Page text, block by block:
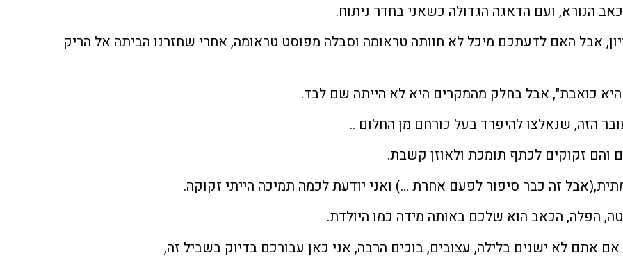
הנורא, ועם הדאגה הגדולה כשאני בחדר ניתוח.
אבל האם לדעתכם מיכל לא חוותה טראומה וסבלה מפוסט טראומה, אחרי שחזרנו הביתה אל הריק
כואבת", אבל בחלק מהמקרים היא לא הייתה שם לבד.
הזה, שנאלצו להיפרד בעל כורחם מן החלום ..
זקוקים לכתף תומכת ולאוזן קשבת.
זה כבר סיפור לפעם אחרת …) ואני יודעת לכמה תמיכה הייתי זקוקה.
הפלה, הכאב הוא שלכם באותה מידה כמו היולדת.
לא ישנים בלילה, עצובים, בוכים הרבה, אני כאן עבורכם בדיוק בשביל זה,